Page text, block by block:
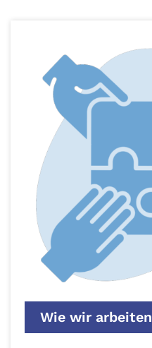
Wie wir arbeiten